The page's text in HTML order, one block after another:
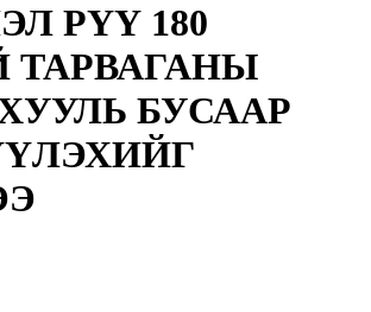
РҮҮ 180
ТАРВАГАНЫ
БУСААР